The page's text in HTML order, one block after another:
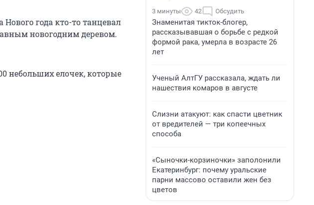
года кто-то танцевал
новогодним деревом.
небольших елочек, которые
3 минуты 42 Обсудить
Знаменитая тикток-блогер,
рассказывавшая о борьбе с редкой
формой рака, умерла в возрасте 26
лет
Ученый АлтГУ рассказала, ждать ли
нашествия комаров в августе
Слизни атакуют: как спасти цветник
от вредителей — три копеечных
способа
«Сыночки-корзиночки» заполонили
Екатеринбург: почему уральские
парни массово оставили жен без
цветов